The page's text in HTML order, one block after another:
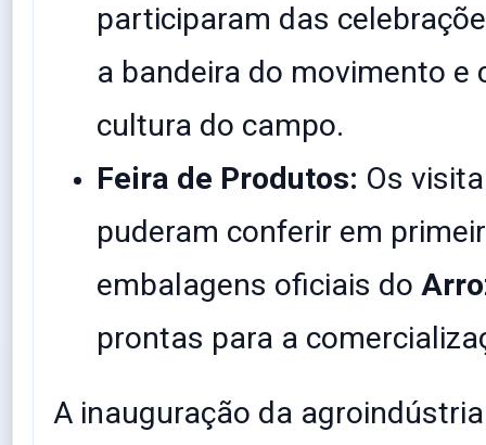
participaram das
a bandeira do movimento e
cultura do campo.
Feira de Produtos: Os
puderam conferir em
embalagens oficiais do
prontas para a
​A inauguração da